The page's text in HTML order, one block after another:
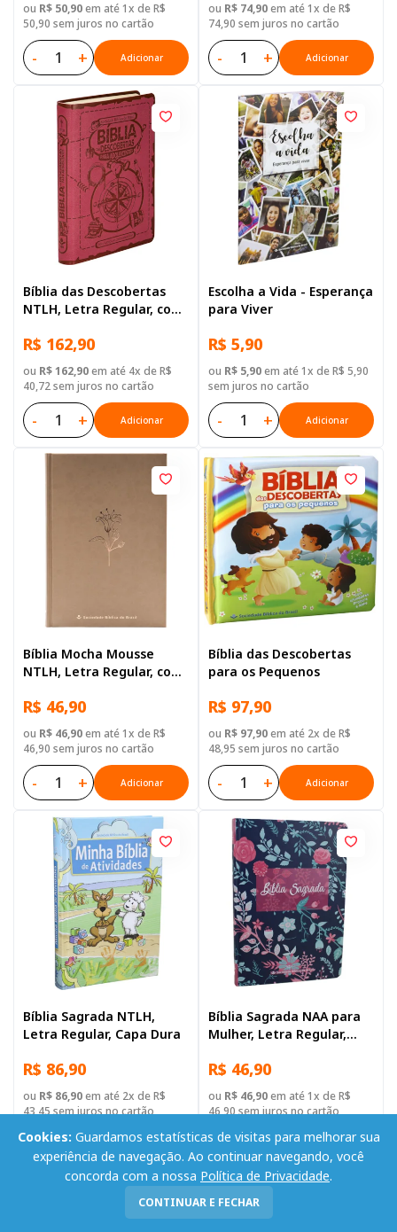
ou R$ 50,90em até 1x de R$
50,90 sem juros no cartão
- + Adicionar
ou R$ 74,90em até 1x de R$
74,90 sem juros no cartão
- + Adicionar
Bíblia das Descobertas
NTLH, Letra Regular, com
Sintético Rosa
R$ 162,90
ou R$ 162,90em até 4x de R$
40,72 sem juros no cartão
- + Adicionar
Escolha a Vida - Esperança
para Viver
R$ 5,90
ou R$ 5,90em até 1x de R$ 5,90
sem juros no cartão
- + Adicionar
Bíblia Mocha Mousse
NTLH, Letra Regular, com
Ilustrada: Terracota
R$ 46,90
ou R$ 46,90em até 1x de R$
46,90 sem juros no cartão
- + Adicionar
Bíblia das Descobertas
para os Pequenos
R$ 97,90
ou R$ 97,90em até 2x de R$
48,95 sem juros no cartão
- + Adicionar
Bíblia Sagrada NTLH,
Letra Regular, Capa Dura
R$ 86,90
ou R$ 86,90em até 2x de R$
43,45 sem juros no cartão
- + Adicionar
Bíblia Sagrada NAA para
Mulher, Letra Regular,
Florida
R$ 46,90
ou R$ 46,90em até 1x de R$
46,90 sem juros no cartão
- + Adicionar
Cookies: Guardamos estatísticas de visitas para melhorar sua
experiência de navegação. Ao continuar navegando, você
concorda com a nossa Política de Privacidade.
CONTINUAR E FECHAR